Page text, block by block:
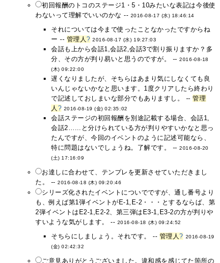
初回報酬のトコのステージ1・5・10みたいな表記は今後使
わないって理解でいいのかな -- 2016-08-17 (水) 18:46:14
それについては今まで使ったことなかったですからね
ー -- 管理人? 2016-08-17 (水) 19:27:03
会話も上から会話1,会話2,会話3で割り振りますか？多
分、その方が判り易いと思うのですが。 --2016-08-18
(木) 09:22:00
遅くなりましたが、そちらはあまり気にしなくても良
いんじゃないかなと思います。1度クリアしたら終わり
で記述しておしまいな部分でもありますし。 --管理
人 ? 2016-08-19 (金) 02:35:02
会話ステージの初回報酬を別途記載する場合、会話1,
会話2……と分けられている方が判りやすいかなと思っ
たんですが、今回のイベントのように記述可能なら、
特に問題はないでしょうね。了解です。 --2016-08-20
(土) 17:16:09
お達しに合わせて、テンプレを更新させていただきまし
た。 --2016-08-18 (木) 09:20:46
シリーズ化されたイベントについでですが、通し番号より
も、例えば第1弾イベントがE-1,E-2・・・とするならば、第
2弾イベントはE2-1,E2-2、第三弾はE3-1,E3-2の方が判りや
すいような気がします。 -- 2016-08-18 (木) 09:24:52
そちらにしましょう。それです。 -- 管理人? 2016-08-19
(金) 02:42:32
ご意見ありがとうございました。違和感を感じてた箇所の